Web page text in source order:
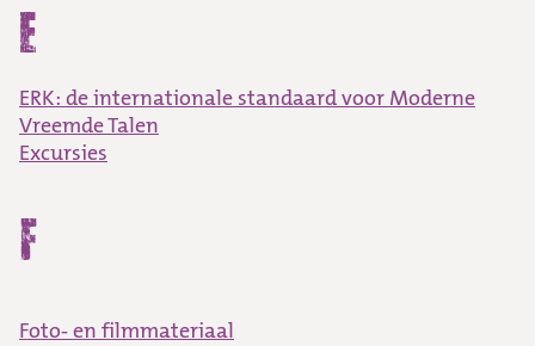
E
ERK: de internationale standaard voor Moderne
Vreemde Talen
Excursies
F
Foto- en filmmateriaal